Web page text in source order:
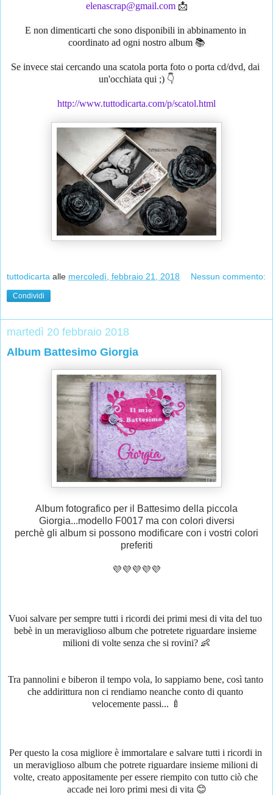
elenascrap@gmail.com 📩
E non dimenticarti che sono disponibili in abbinamento in
coordinato ad ogni nostro album 📚
Se invece stai cercando una scatola porta foto o porta cd/dvd, dai
un'occhiata qui ;) 👇
http://www.tuttodicarta.com/p/scatol.html
tuttodicarta alle mercoledì, febbraio 21, 2018 Nessun commento:
Condividi
martedì 20 febbraio 2018
Album Battesimo Giorgia
Album fotografico per il Battesimo della piccola
Giorgia...modello F0017 ma con colori diversi
perchè gli album si possono modificare con i vostri colori
preferiti
💜💜💜💜💜
Vuoi salvare per sempre tutti i ricordi dei primi mesi di vita del tuo
bebè in un meraviglioso album che potretete riguardare insieme
milioni di volte senza che si rovini? 👶
Tra pannolini e biberon il tempo vola, lo sappiamo bene, così tanto
che addirittura non ci rendiamo neanche conto di quanto
velocemente passi... 🍼
Per questo la cosa migliore è immortalare e salvare tutti i ricordi in
un meraviglioso album che potrete riguardare insieme milioni di
volte, creato appositamente per essere riempito con tutto ciò che
accade nei loro primi mesi di vita 😊